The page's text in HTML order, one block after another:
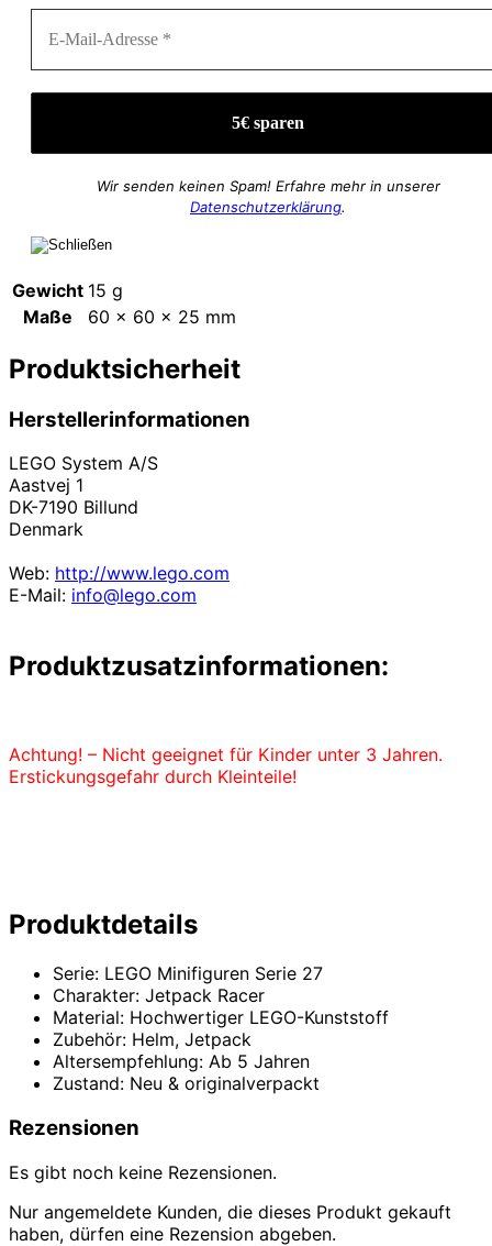
Wir senden keinen Spam! Erfahre mehr in unserer
Datenschutzerklärung.
Gewicht 15 g
Maße
60 × 60 × 25 mm
Produktsicherheit
Herstellerinformationen
LEGO System A/S
Aastvej 1
DK-7190 Billund
Denmark
Web: http://www.lego.com
E-Mail: info@lego.com
Produktzusatzinformationen:
Achtung! – Nicht geeignet für Kinder unter 3 Jahren.
Erstickungsgefahr durch Kleinteile!
Produktdetails
Serie: LEGO Minifiguren Serie 27
Charakter: Jetpack Racer
Material: Hochwertiger LEGO-Kunststoff
Zubehör: Helm, Jetpack
Altersempfehlung: Ab 5 Jahren
Zustand: Neu & originalverpackt
Rezensionen
Es gibt noch keine Rezensionen.
Nur angemeldete Kunden, die dieses Produkt gekauft
haben, dürfen eine Rezension abgeben.